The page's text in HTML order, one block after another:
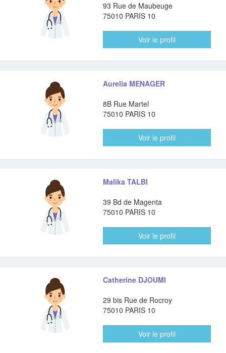
93 Rue de Maubeuge
75010 PARIS 10
Voir le profil
Aurelia MENAGER
8B Rue Martel
75010 PARIS 10
Voir le profil
Malika TALBI
39 Bd de Magenta
75010 PARIS 10
Voir le profil
Catherine DJOUMI
29 bis Rue de Rocroy
75010 PARIS 10
Voir le profil